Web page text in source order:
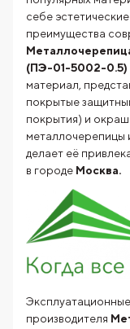
себе
преимущества
(ПЭ-01-5002-0.5)
материал,
покрытые
покрытия) и
металлочерепицы
делает её
в городе Москва.
производителя